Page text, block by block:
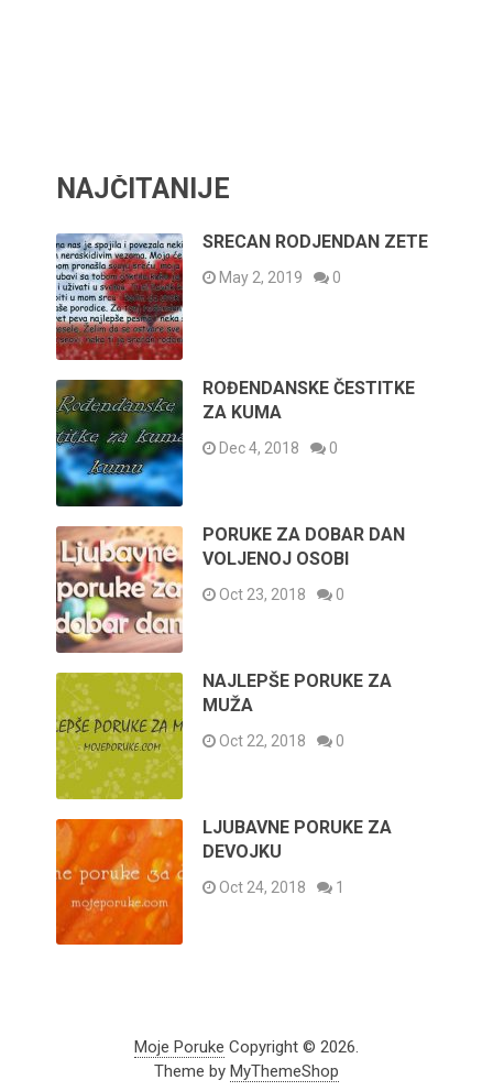
NAJČITANIJE
SRECAN RODJENDAN ZETE
May 2, 2019 0
ROĐENDANSKE ČESTITKE
ZA KUMA
Dec 4, 2018 0
PORUKE ZA DOBAR DAN
VOLJENOJ OSOBI
Oct 23, 2018 0
NAJLEPŠE PORUKE ZA
MUŽA
Oct 22, 2018 0
LJUBAVNE PORUKE ZA
DEVOJKU
Oct 24, 2018 1
Moje Poruke Copyright © 2026.
Theme by MyThemeShop